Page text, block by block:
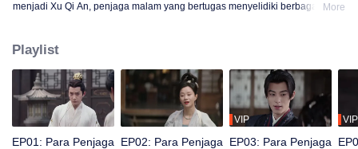
menjadi Xu Qi An, penjaga malam yang bertugas menyelidiki berbagai
mampukah Xu Qi An menegakkan keadilan?
More
Playlist
EP01: Para Penjaga
EP02: Para Penjaga
VIP
EP03: Para Penjaga
VIP